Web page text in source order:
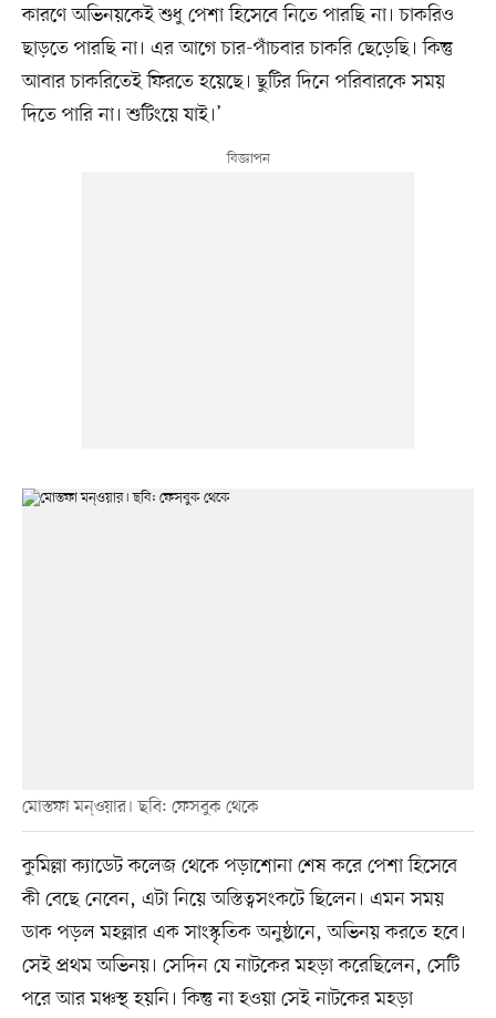
কারণে অভিনয়কেই শুধু পেশা হিসেবে নিতে পারছি না। চাকরিও
ছাড়তে পারছি না। এর আগে চার-পাঁচবার চাকরি ছেড়েছি। কিন্তু
আবার চাকরিতেই ফিরতে হয়েছে। ছুটির দিনে পরিবারকে সময়
দিতে পারি না। শুটিংয়ে যাই।’
মোস্তফা মন্ওয়ার। ছবি: ফেসবুক থেকে
কুমিল্লা ক্যাডেট কলেজ থেকে পড়াশোনা শেষ করে পেশা হিসেবে
কী বেছে নেবেন, এটা নিয়ে অস্তিত্বসংকটে ছিলেন। এমন সময়
ডাক পড়ল মহল্লার এক সাংস্কৃতিক অনুষ্ঠানে, অভিনয় করতে হবে।
সেই প্রথম অভিনয়। সেদিন যে নাটকের মহড়া করেছিলেন, সেটি
পরে আর মঞ্চস্থ হয়নি। কিন্তু না হওয়া সেই নাটকের মহড়া